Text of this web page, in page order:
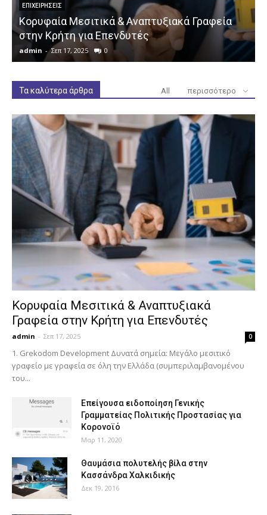
ΕΠΙΧΕΙΡΉΣΕΙΣ
Κορυφαία Μεσιτικά & Αναπτυξιακά Γραφεία
στην Κρήτη για Επενδυτές
admin - Σεπ 17, 2025 0
Τα καλύτερα άρθρα All περισσότερο
Κορυφαία Μεσιτικά & Αναπτυξιακά
Γραφεία στην Κρήτη για Επενδυτές
admin - Σεπ 17, 2025 0
1. Grekodom Development Δυνατά σημεία: Μεγάλο μεσιτικό
γραφείο με γραφεία σε όλη την Ελλάδα (συμπεριλαμβανομένου
του...
Επείγουσα ειδοποίηση Γενικής
Γραμματείας Πολιτικής Προστασίας για
Κορονοϊό
Μαρ 11, 2020
Θαυμάσια πολυτελής βίλα στην
Κασσάνδρα Χαλκιδικής
Δεκ 19, 2016